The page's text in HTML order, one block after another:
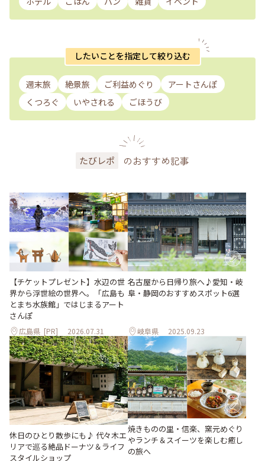
したいことを指定して絞り込む
週末旅 絶景旅 ご利益めぐり
アートさんぽ
くつろぐ
いやされる ごほうび
たびレポ のおすすめ記事
【チケットプレゼント】水辺の世
界から浮世絵の世界へ。「広島も
とまち水族館」ではじまるアート
さんぽ
広島県 [PR] 2026.07.31
名古屋から日帰り旅へ♪愛知・岐
阜・静岡のおすすめスポット6選
岐阜県 2025.09.23
休日のひとり散歩にも♪ 代々木エ
リアで巡る絶品ドーナツ＆ライフ
スタイルショップ
焼きものの里・信楽、窯元めぐり
やランチ＆スイーツを楽しむ癒し
の旅へ